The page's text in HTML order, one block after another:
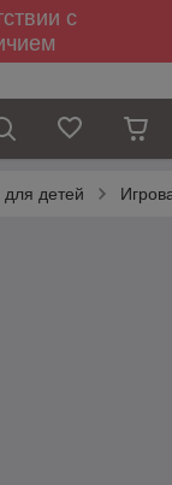
с
детей